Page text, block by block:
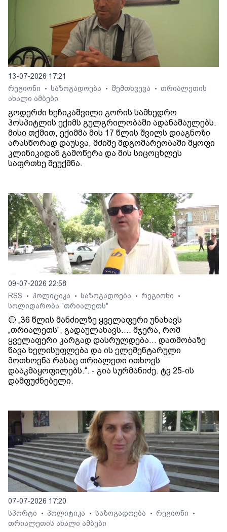
13-07-2026 17:21
რეგიონი
• საზოგადოება • შემთხვევა • თრიალეთის
ახალი ამბები
გოდერძი ხეჩიკაშვილი გორის სამხედრო
ჰოსპიტლის ექიმს გულგრილობაში ადანაშაულებს.
მისი თქმით, ექიმმა მის 17 წლის შვილს დიაგნოზი
არასწორად დაუსვა, მძიმე მდგომარეობაში მყოფი
კლინიკიდან გამოწერა და მის სიცოცხლეს
საფრთხე შეუქმნა.
09-07-2026 22:58
RSS
• პოლიტიკა • საზოგადოება • რეგიონი •
სოლიდარობა "თრიალეთს"
🔴 „36 წლის მანძილზე ყველაფერი უნახავს
„თრიალეთს“, გადაულახავს.... მჯერა, რომ
ყველაფერი კარგად დასრულდება... დათმობაზე
წავა ხელისუფლება და ის ელემენტარული
მოთხოვნა რასაც თრიალეთი ითხოვს
დააკმაყოფილებს.“. - გია სურმანიძე. ტვ 25-ის
დამფუძნებელი.
07-07-2026 17:20
სპორტი
• პოლიტიკა • საზოგადოება • რეგიონი •
თრიალეთის ახალი ამბები